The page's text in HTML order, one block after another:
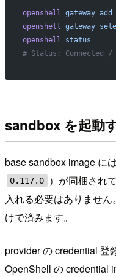
openshell gateway add
openshell gateway
openshell status
# Status: Connected
sandbox を起動
base sandbox image に
0.117.0
）が同梱され
入れる必要はありませ
けで済みます。
provider の credential 登
OpenShell の credential